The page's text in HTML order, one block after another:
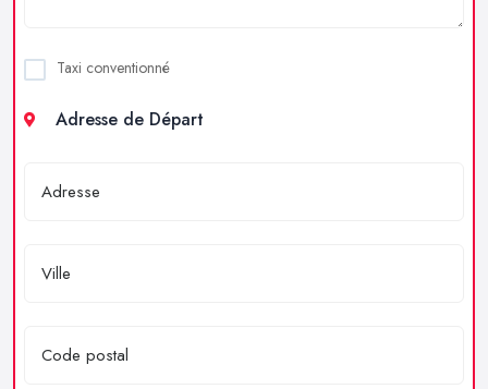
Taxi conventionné
Adresse de Départ